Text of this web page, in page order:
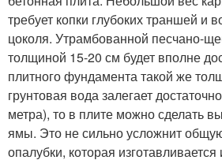
требует копки глубоких траншей и
цоколя. Утрамбованной песчано-
толщиной 15-20 см будет вполне
плитного фундамента такой же
грунтовая вода залегает
метра), то в плите можно сделать
ямы. Это не сильно усложнит
опалубки, которая